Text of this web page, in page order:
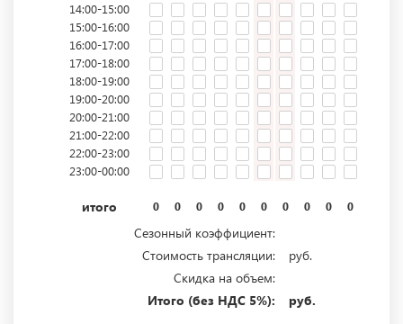
14:00-15:00
15:00-16:00
16:00-17:00
17:00-18:00
18:00-19:00
19:00-20:00
20:00-21:00
21:00-22:00
22:00-23:00
23:00-00:00
итого 0 0 0 0 0 0 0 0 0 0
Сезонный коэффициент:
Стоимость трансляции:
руб.
Скидка на объем:
Итого (без НДС 5%):
руб.